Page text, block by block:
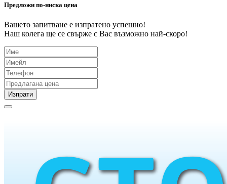
Предложи по-ниска цена
Вашето запитване е изпратено успешно!
Наш колега ще се свърже с Вас възможно най-скоро!
Изпрати